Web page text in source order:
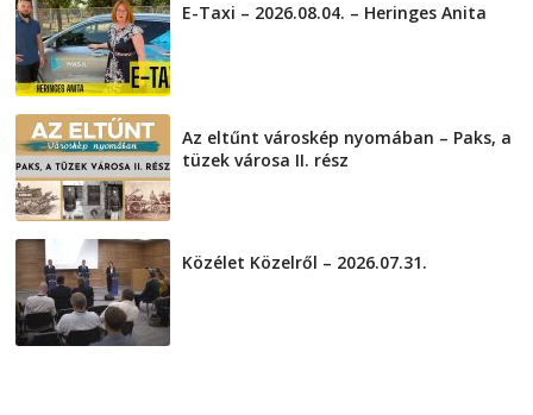
E-Taxi – 2026.08.04. – Heringes Anita
Az eltűnt városkép nyomában – Paks, a
tüzek városa II. rész
Közélet Közelről – 2026.07.31.